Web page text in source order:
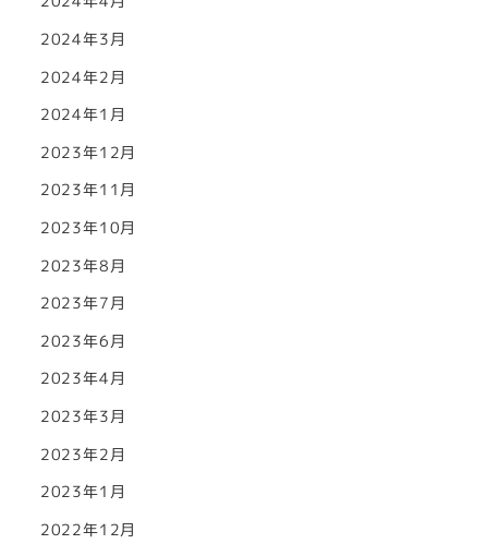
2024年3月
2024年2月
2024年1月
2023年12月
2023年11月
2023年10月
2023年8月
2023年7月
2023年6月
2023年4月
2023年3月
2023年2月
2023年1月
2022年12月